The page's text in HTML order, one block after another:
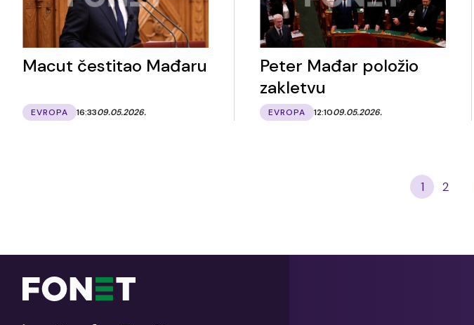
Macut čestitao Mađaru
EVROPA 16:3309.05.2026.
Peter Mađar položio
zakletvu
EVROPA 12:1009.05.2026.
1 2